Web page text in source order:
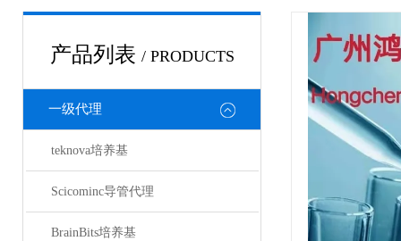
产品列表 / PRODUCTS
一级代理
teknova培养基
Scicominc导管代理
BrainBits培养基